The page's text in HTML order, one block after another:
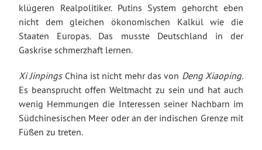
klügeren Realpolitiker. Putins System gehorcht eben
nicht dem gleichen ökonomischen Kalkül wie die
Staaten Europas. Das musste Deutschland in der
Gaskrise schmerzhaft lernen.
Xi JinpingsChina ist nicht mehr das von Deng Xiaoping.
Es beansprucht offen Weltmacht zu sein und hat auch
wenig Hemmungen die Interessen seiner Nachbarn im
Südchinesischen Meer oder an der indischen Grenze mit
Füßen zu treten.